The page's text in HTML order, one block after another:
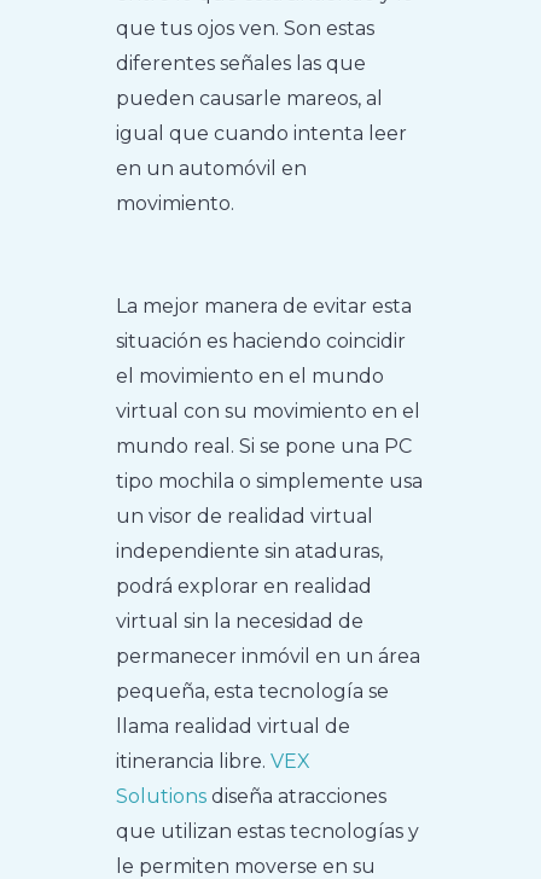
que tus ojos ven. Son estas
diferentes señales las que
pueden causarle mareos, al
igual que cuando intenta leer
en un automóvil en
movimiento.
La mejor manera de evitar esta
situación es haciendo coincidir
el movimiento en el mundo
virtual con su movimiento en el
mundo real. Si se pone una PC
tipo mochila o simplemente usa
un visor de realidad virtual
independiente sin ataduras,
podrá explorar en realidad
virtual sin la necesidad de
permanecer inmóvil en un área
pequeña, esta tecnología se
llama realidad virtual de
itinerancia libre.VEX
Solutions diseña atracciones
que utilizan estas tecnologías y
le permiten moverse en su